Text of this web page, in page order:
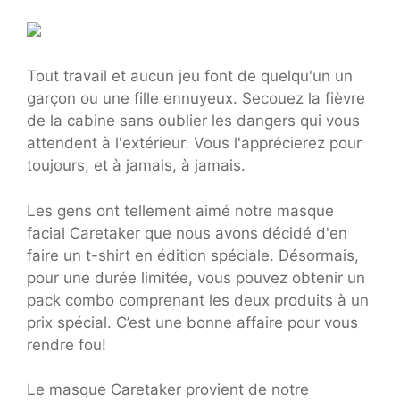
Tout travail et aucun jeu font de quelqu'un un
garçon ou une fille ennuyeux. Secouez la fièvre
de la cabine sans oublier les dangers qui vous
attendent à l'extérieur. Vous l'apprécierez pour
toujours, et à jamais, à jamais.
Les gens ont tellement aimé notre masque
facial Caretaker que nous avons décidé d'en
faire un t-shirt en édition spéciale. Désormais,
pour une durée limitée, vous pouvez obtenir un
pack combo comprenant les deux produits à un
prix spécial. C’est une bonne affaire pour vous
rendre fou!
Le masque Caretaker provient de notre